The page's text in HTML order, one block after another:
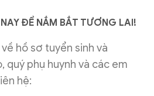
ĐỂ NẮM BẮT TƯƠNG LAI!
hồ sơ tuyển sinh và
quý phụ huynh và các em
hệ: